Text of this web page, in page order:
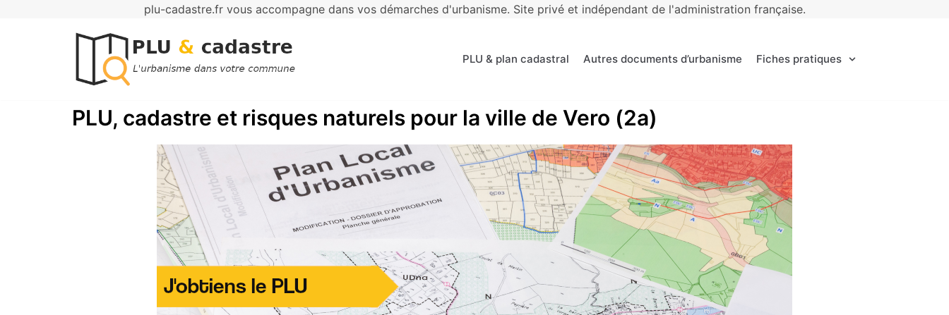
plu-cadastre.fr vous accompagne dans vos démarches d'urbanisme. Site privé et indépendant de l'administration française.
PLU & plan cadastral Autres documents d’urbanisme Fiches pratiques
PLU, cadastre et risques naturels pour la ville de Vero (2a)